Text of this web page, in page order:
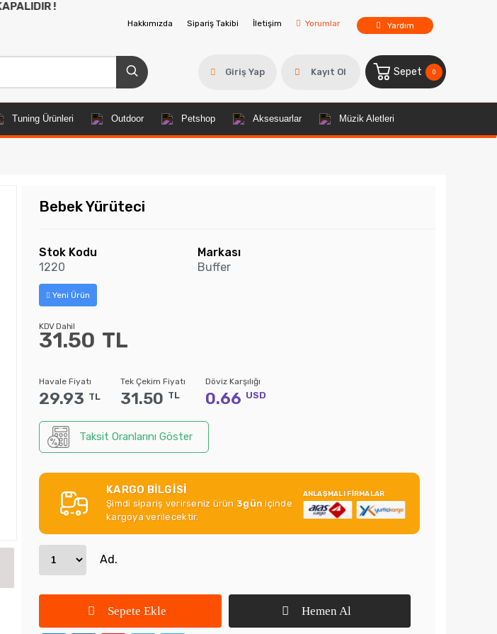
Hakkımızda Sipariş Takibi İletişim Yorumlar Yardım
Giriş Yap Kayıt Ol Sepet 0
Tuning Ürünleri Outdoor Petshop Aksesuarlar Müzik Aletleri
Bebek Yürüteci
Stok Kodu
1220
Markası
Buffer
Yeni Ürün
31.50 TL
KDV Dahil
Havale Fiyatı
29.93 TL
Tek Çekim Fiyatı
31.50 TL
Döviz Karşılığı
0.66 USD
Taksit Oranlarını Göster
KARGO BİLGİSİ
Şimdi sipariş verirseniz ürün 3gün içinde
kargoya verilecektir.
ANLAŞMALI FİRMALAR
Ad.
Sepete Ekle Hemen Al